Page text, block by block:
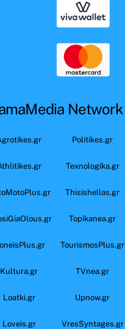
Network
Politikes.gr
Texnologika.gr
Thisishellas.gr
Topikanea.gr
TourismosPlus.gr
Kultura.gr TVnea.gr
Loatki.gr Upnow.gr
Loveis.gr VresSyntages.gr